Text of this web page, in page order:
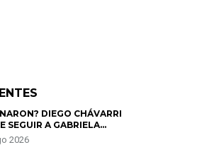
DIEGO CHÁVARRI
SEGUIR A GABRIELA
Y ANUNCIA SU SALIDA
2026